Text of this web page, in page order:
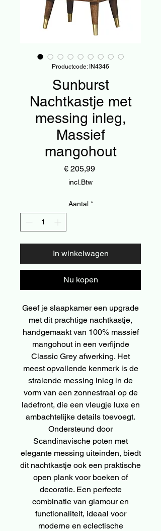
Productcode: IN4346
Sunburst
Nachtkastje met
messing inleg,
Massief
mangohout
€ 205,99Prijs
incl.Btw
Aantal *
In winkelwagen
Nu kopen
Geef je slaapkamer een upgrade
met dit prachtige nachtkastje,
handgemaakt van 100% massief
mangohout in een verfijnde
Classic Grey afwerking. Het
meest opvallende kenmerk is de
stralende messing inleg in de
vorm van een zonnestraal op de
ladefront, die een vleugje luxe en
ambachtelijke details toevoegt.
Ondersteund door
Scandinavische poten met
elegante messing uiteinden, biedt
dit nachtkastje ook een praktische
open plank voor boeken of
decoratie. Een perfecte
combinatie van glamour en
functionaliteit, ideaal voor
moderne en eclectische